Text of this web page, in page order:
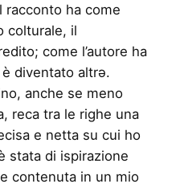
racconto ha come
colturale, il
come l’autore ha
diventato altrə.
anche se meno
reca tra le righe una
e netta su cui ho
stata di ispirazione
contenuta in un mio